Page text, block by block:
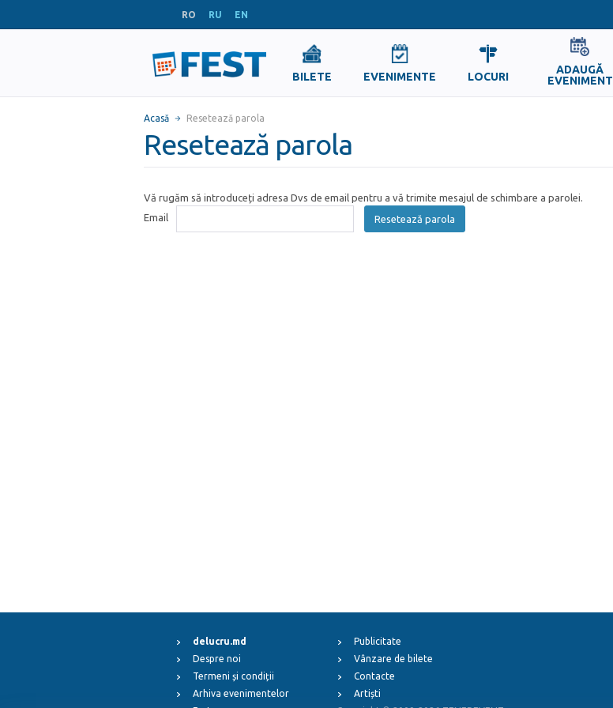
RO RU EN
BILETE EVENIMENTE LOCURI
ADAUGĂ
EVENIMENT
Acasă Resetează parola
Resetează parola
Vă rugăm să introduceți adresa Dvs de email pentru a vă trimite mesajul de schimbare a parolei.
Email
Resetează parola
delucru.md
Despre noi
Termeni și condiții
Arhiva evenimentelor
Publicitate
Vânzare de bilete
Contacte
Artiști